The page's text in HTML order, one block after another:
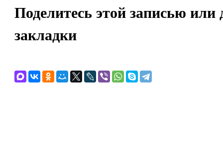
Поделитесь этой записью или
закладки